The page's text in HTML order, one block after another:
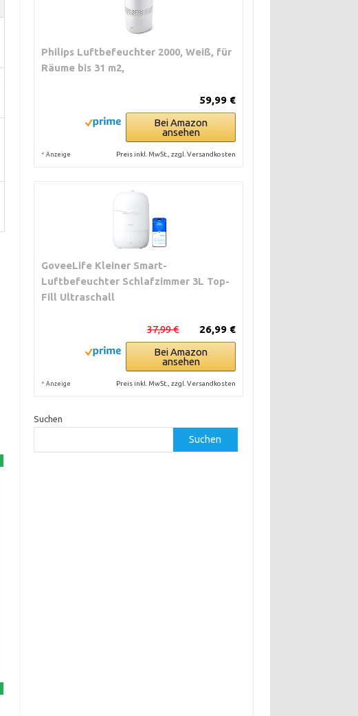
Philips Luftbefeuchter 2000, Weiß, für
Räume bis 31 m2,
59,99 €
Bei Amazon
ansehen
* Anzeige Preis inkl. MwSt., zzgl. Versandkosten
GoveeLife Kleiner Smart-
Luftbefeuchter Schlafzimmer 3L Top-
Fill Ultraschall
26,99 €
37,99 €
Bei Amazon
ansehen
* Anzeige Preis inkl. MwSt., zzgl. Versandkosten
Suchen
Suchen